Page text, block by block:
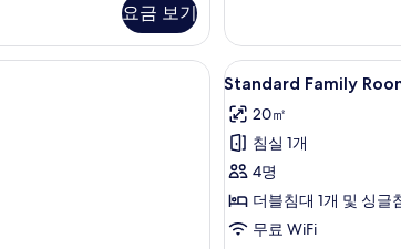
요금 보기
모
두
보
기
더
블
룸
세
히
보
기
스탠다드 트리플룸 | 이집트산 면 시트, 고급 침구, 셀렉트 컴포트
Standard
Family
Room
사
진
모
두
6
Standard Family
20㎡
침실 1개
4명
더블침대 1개 및 싱글
무료 WiFi